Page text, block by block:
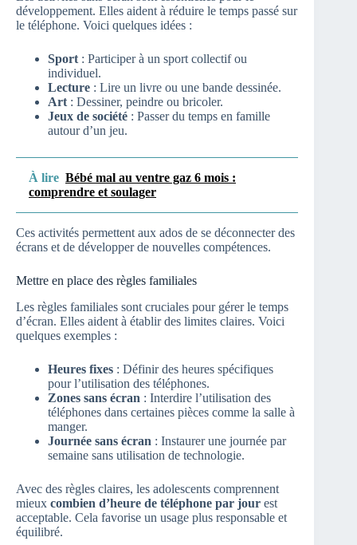
développement. Elles aident à réduire le temps passé sur
le téléphone. Voici quelques idées :
Sport : Participer à un sport collectif ou
individuel.
Lecture : Lire un livre ou une bande dessinée.
Art : Dessiner, peindre ou bricoler.
Jeux de société : Passer du temps en famille
autour d’un jeu.
À lire Bébé mal au ventre gaz 6 mois :
comprendre et soulager
Ces activités permettent aux ados de se déconnecter des
écrans et de développer de nouvelles compétences.
Mettre en place des règles familiales
Les règles familiales sont cruciales pour gérer le temps
d’écran. Elles aident à établir des limites claires. Voici
quelques exemples :
Heures fixes : Définir des heures spécifiques
pour l’utilisation des téléphones.
Zones sans écran : Interdire l’utilisation des
téléphones dans certaines pièces comme la salle à
manger.
Journée sans écran : Instaurer une journée par
semaine sans utilisation de technologie.
Avec des règles claires, les adolescents comprennent
mieux combien d’heure de téléphone par jour est
acceptable. Cela favorise un usage plus responsable et
équilibré.